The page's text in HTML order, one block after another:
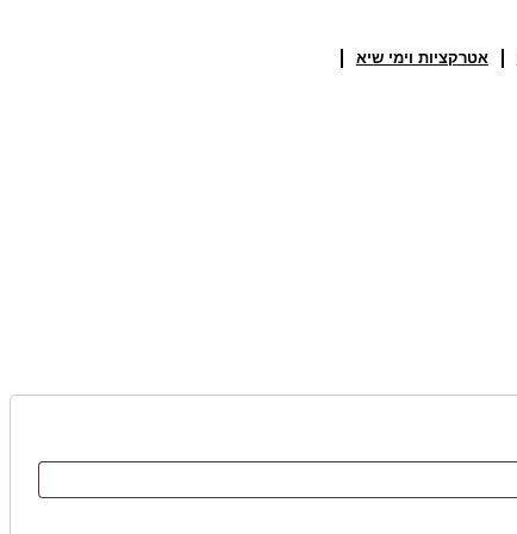
אטרקציות וימי שיא